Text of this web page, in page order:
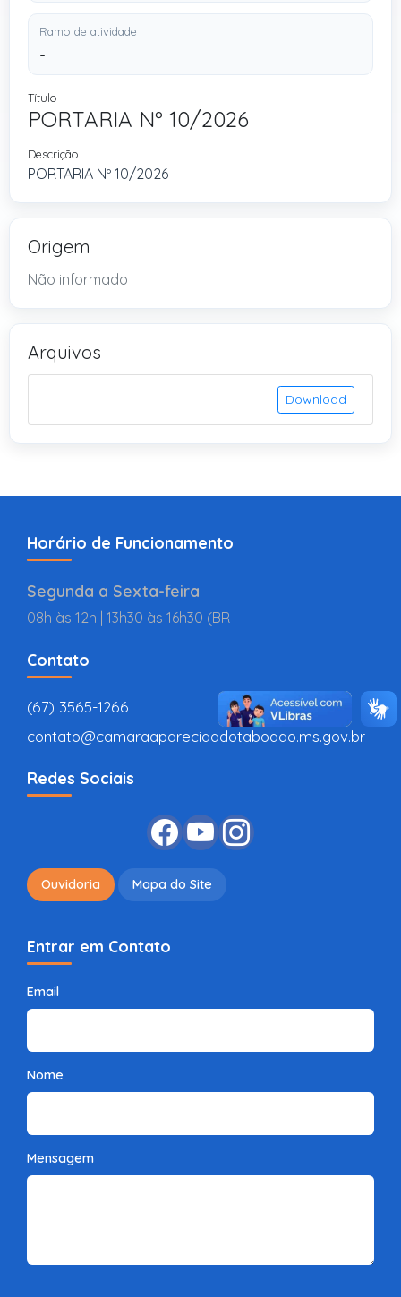
Ramo de atividade
-
Título
PORTARIA Nº 10/2026
Descrição
PORTARIA Nº 10/2026
Origem
Não informado
Arquivos
Download
Horário de Funcionamento
Segunda a Sexta-feira
08h às 12h | 13h30 às 16h30 (BR
Contato
(67) 3565-1266
contato@camaraaparecidadotaboado.ms.gov.br
Redes Sociais
Ouvidoria Mapa do Site
Entrar em Contato
Email
Nome
Mensagem